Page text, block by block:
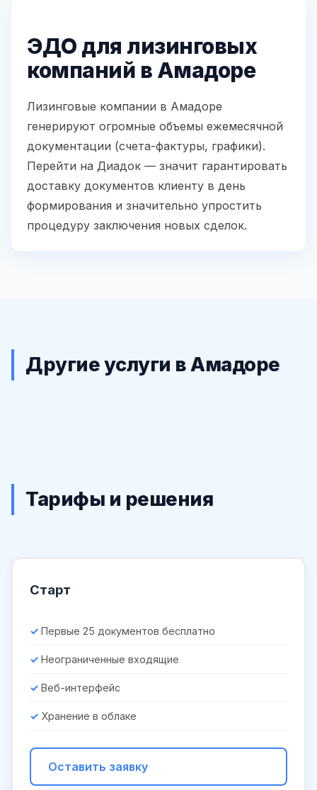
ЭДО для лизинговых
компаний в Амадоре
Лизинговые компании в Амадоре
генерируют огромные объемы ежемесячной
документации (счета-фактуры, графики).
Перейти на Диадок — значит гарантировать
доставку документов клиенту в день
формирования и значительно упростить
процедуру заключения новых сделок.
Другие услуги в Амадоре
Тарифы и решения
Старт
Первые 25 документов бесплатно
Неограниченные входящие
Веб-интерфейс
Хранение в облаке
Оставить заявку